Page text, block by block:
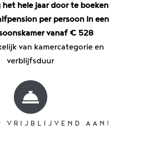
het hele jaar door te boeken
per persoon in een
vanaf € 528
van kamercategorie en
verblijfsduur
VRIJBLIJVEND AAN!